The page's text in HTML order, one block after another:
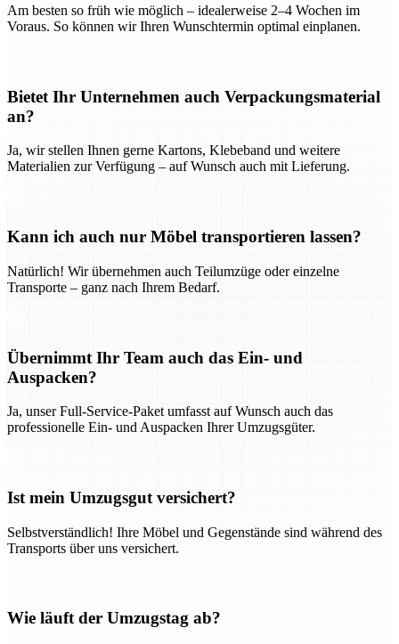
Am besten so früh wie möglich – idealerweise 2–4 Wochen im
Voraus. So können wir Ihren Wunschtermin optimal einplanen.
Bietet Ihr Unternehmen auch Verpackungsmaterial
an?
Ja, wir stellen Ihnen gerne Kartons, Klebeband und weitere
Materialien zur Verfügung – auf Wunsch auch mit Lieferung.
Kann ich auch nur Möbel transportieren lassen?
Natürlich! Wir übernehmen auch Teilumzüge oder einzelne
Transporte – ganz nach Ihrem Bedarf.
Übernimmt Ihr Team auch das Ein- und
Auspacken?
Ja, unser Full-Service-Paket umfasst auf Wunsch auch das
professionelle Ein- und Auspacken Ihrer Umzugsgüter.
Ist mein Umzugsgut versichert?
Selbstverständlich! Ihre Möbel und Gegenstände sind während des
Transports über uns versichert.
Wie läuft der Umzugstag ab?